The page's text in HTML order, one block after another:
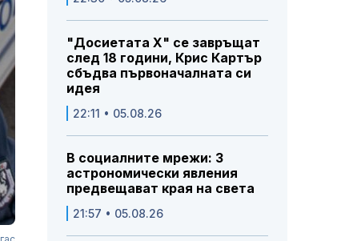
"Досиетата Х" се завръщат
след 18 години, Крис Картър
сбъдва първоначалната си
идея
22:11 • 05.08.26
В социалните мрежи: 3
астрономически явления
предвещават края на света
21:57 • 05.08.26